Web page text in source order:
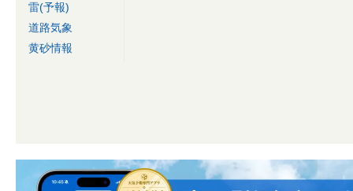
雷(予報)
道路気象
黄砂情報